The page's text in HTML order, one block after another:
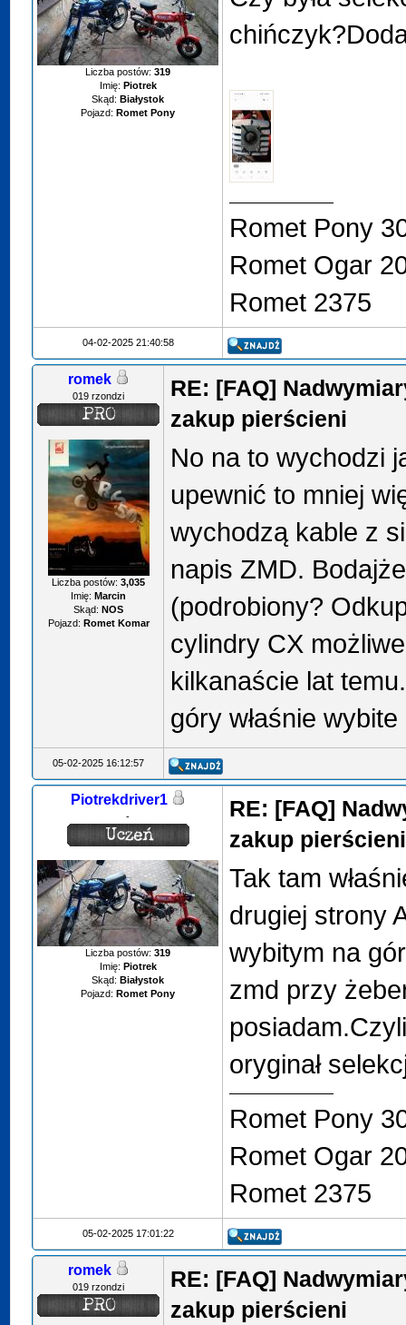
Liczba postów:319
Imię: Piotrek
Skąd: Białystok
Pojazd: Romet Pony
Romet Pony
Romet Ogar
Romet 2375
04-02-2025 21:40:58
romek
019 rzondzi
Liczba postów:3,035
Imię: Marcin
Skąd: NOS
Pojazd: Romet Komar
RE: [FAQ]
zakup pierścieni
No na to wychodzi
upewnić to mniej
wychodzą kable z
napis ZMD.
(podrobiony?
cylindry CX
kilkanaście lat
góry właśnie wybite
05-02-2025 16:12:57
Piotrekdriver1
-
Liczba postów:319
Imię: Piotrek
Skąd: Białystok
Pojazd: Romet Pony
RE: [FAQ]
zakup pierścieni
Tak tam
drugiej strony
wybitym na
zmd przy
oryginał
Romet Pony
Romet Ogar
Romet 2375
05-02-2025 17:01:22
romek
019 rzondzi
RE: [FAQ]
zakup pierścieni